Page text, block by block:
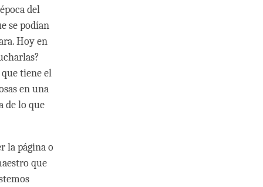
del
se podían
Hoy en
tiene el
en una
de lo que
la página o
que